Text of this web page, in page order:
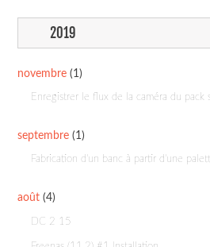
2019
novembre (1)
Enregistrer le flux de la caméra du
septembre (1)
Fabrication d'un banc à partir d'une
août (4)
DC 2 15